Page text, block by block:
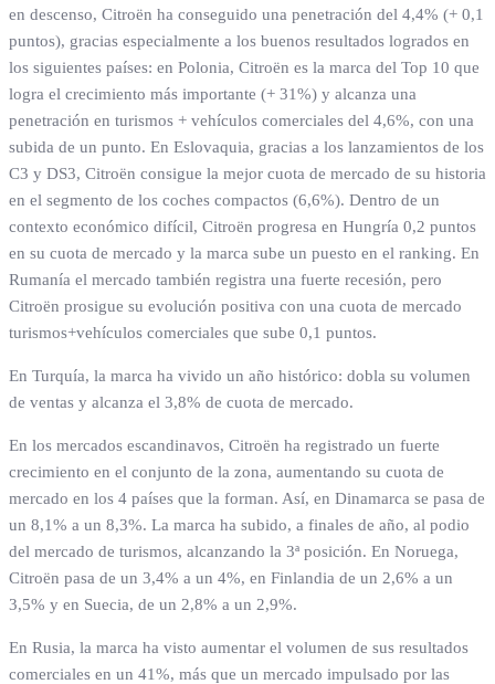
en descenso, Citroën ha conseguido una penetración del 4,4% (+ 0,1
puntos), gracias especialmente a los buenos resultados logrados en
los siguientes países: en Polonia, Citroën es la marca del Top 10 que
logra el crecimiento más importante (+ 31%) y alcanza una
penetración en turismos + vehículos comerciales del 4,6%, con una
subida de un punto. En Eslovaquia, gracias a los lanzamientos de los
C3 y DS3, Citroën consigue la mejor cuota de mercado de su historia
en el segmento de los coches compactos (6,6%). Dentro de un
contexto económico difícil, Citroën progresa en Hungría 0,2 puntos
en su cuota de mercado y la marca sube un puesto en el ranking. En
Rumanía el mercado también registra una fuerte recesión, pero
Citroën prosigue su evolución positiva con una cuota de mercado
turismos+vehículos comerciales que sube 0,1 puntos.
En Turquía, la marca ha vivido un año histórico: dobla su volumen
de ventas y alcanza el 3,8% de cuota de mercado.
En los mercados escandinavos, Citroën ha registrado un fuerte
crecimiento en el conjunto de la zona, aumentando su cuota de
mercado en los 4 países que la forman. Así, en Dinamarca se pasa de
un 8,1% a un 8,3%. La marca ha subido, a finales de año, al podio
del mercado de turismos, alcanzando la 3ª posición. En Noruega,
Citroën pasa de un 3,4% a un 4%, en Finlandia de un 2,6% a un
3,5% y en Suecia, de un 2,8% a un 2,9%.
En Rusia, la marca ha visto aumentar el volumen de sus resultados
comerciales en un 41%, más que un mercado impulsado por las